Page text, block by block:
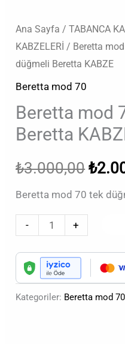
Ana Sayfa /TABANCA
KABZELERİ / Beretta
düğmeli Beretta KABZE
Beretta mod 70
Beretta mod
Beretta
₺3.000,00 ₺
Beretta mod 70 tek
- +
Kategoriler: Beretta mod 70